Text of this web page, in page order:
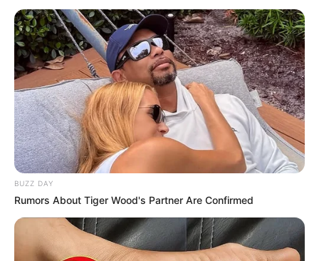
BUZZ DAY
Rumors About Tiger Wood's Partner Are Confirmed